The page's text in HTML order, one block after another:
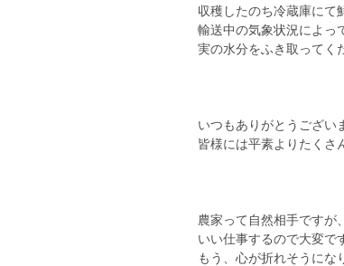
収穫したのち冷蔵庫にて
輸送中の気象状況によっ
実の水分をふき取ってく
いつもありがとうござい
皆様には平素よりたくさ
農家って自然相手ですが
いい仕事するので大変で
もう、心が折れそうにな